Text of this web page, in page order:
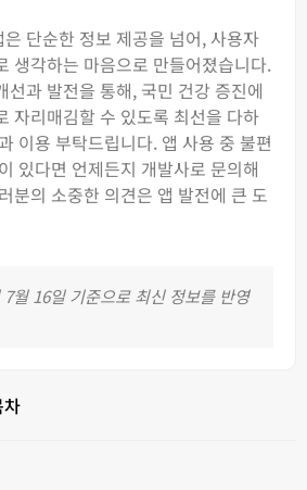
단순한 정보 제공을 넘어, 사용자
생각하는 마음으로 만들어졌습니다.
선과 발전을 통해, 국민 건강 증진에
자리매김할 수 있도록 최선을 다하
이용 부탁드립니다. 앱 사용 중 불편
있다면 언제든지 개발사로 문의해
분의 소중한 의견은 앱 발전에 큰 도
월 16일 기준으로 최신 정보를 반영